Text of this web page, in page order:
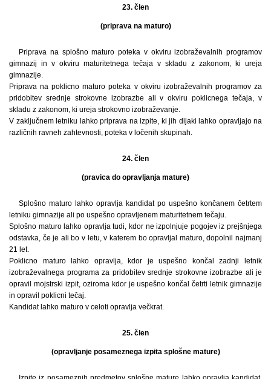
23. člen
(priprava na maturo)
Priprava na splošno maturo poteka v okviru izobraževalnih programov
gimnazij in v okviru maturitetnega tečaja v skladu z zakonom, ki ureja
gimnazije.
Priprava na poklicno maturo poteka v okviru izobraževalnih programov za
pridobitev srednje strokovne izobrazbe ali v okviru poklicnega tečaja, v
skladu z zakonom, ki ureja strokovno izobraževanje.
V zaključnem letniku lahko priprava na izpite, ki jih dijaki lahko opravljajo na
različnih ravneh zahtevnosti, poteka v ločenih skupinah.
24. člen
(pravica do opravljanja mature)
Splošno maturo lahko opravlja kandidat po uspešno končanem četrtem
letniku gimnazije ali po uspešno opravljenem maturitetnem tečaju.
Splošno maturo lahko opravlja tudi, kdor ne izpolnjuje pogojev iz prejšnjega
odstavka, če je ali bo v letu, v katerem bo opravljal maturo, dopolnil najmanj
21 let.
Poklicno maturo lahko opravlja, kdor je uspešno končal zadnji letnik
izobraževalnega programa za pridobitev srednje strokovne izobrazbe ali je
opravil mojstrski izpit, oziroma kdor je uspešno končal četrti letnik gimnazije
in opravil poklicni tečaj.
Kandidat lahko maturo v celoti opravlja večkrat.
25. člen
(opravljanje posameznega izpita splošne mature)